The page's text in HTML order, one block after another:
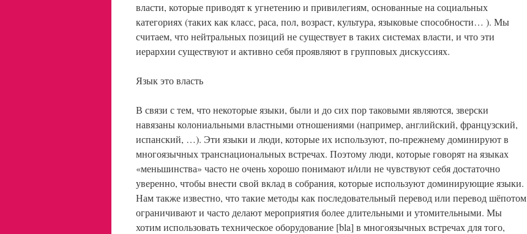
власти, которые приводят к угнетению и привилегиям, основанные на социальных
категориях (таких как класс, раса, пол, возраст, культура, языковые способности… ). Мы
считаем, что нейтральных позиций не существует в таких системах власти, и что эти
иерархии существуют и активно себя проявляют в групповых дискуссиях.
Язык это власть
В связи с тем, что некоторые языки, были и до сих пор таковыми являются, зверски
навязаны колониальными властными отношениями (например, английский, французский,
испанский, …). Эти языки и люди, которые их используют, по-прежнему доминируют в
многоязычных транснациональных встречах. Поэтому люди, которые говорят на языках
«меньшинства» часто не очень хорошо понимают и/или не чувствуют себя достаточно
уверенно, чтобы внести свой вклад в собрания, которые используют доминирующие языки.
Нам также известно, что такие методы как последовательный перевод или перевод шёпотом
ограничивают и часто делают мероприятия более длительными и утомительными. Мы
хотим использовать техническое оборудование [bla] в многоязычных встречах для того,